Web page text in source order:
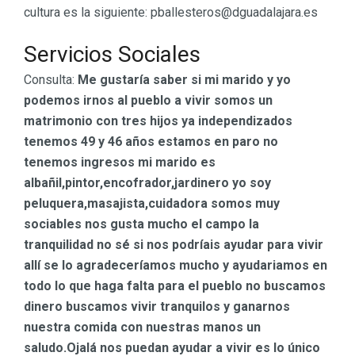
cultura es la siguiente: pballesteros@dguadalajara.es
Servicios Sociales
Consulta: Me gustaría saber si mi marido y yo
podemos irnos al pueblo a vivir somos un
matrimonio con tres hijos ya independizados
tenemos 49 y 46 años estamos en paro no
tenemos ingresos mi marido es
albañil,pintor,encofrador,jardinero yo soy
peluquera,masajista,cuidadora somos muy
sociables nos gusta mucho el campo la
tranquilidad no sé si nos podríais ayudar para vivir
allí se lo agradeceríamos mucho y ayudariamos en
todo lo que haga falta para el pueblo no buscamos
dinero buscamos vivir tranquilos y ganarnos
nuestra comida con nuestras manos un
saludo.Ojalá nos puedan ayudar a vivir es lo único